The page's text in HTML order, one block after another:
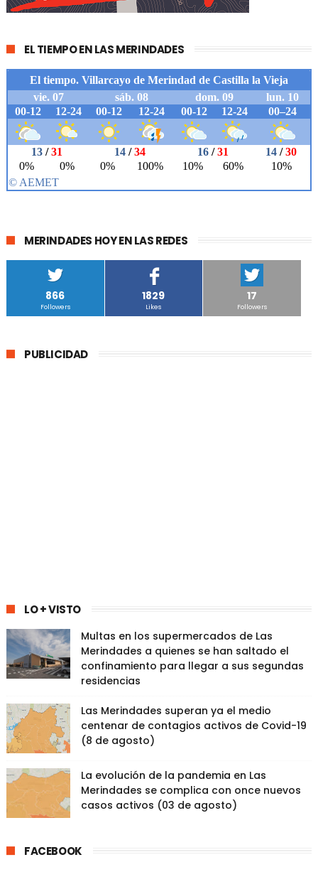
EL TIEMPO EN LAS MERINDADES
MERINDADES HOY EN LAS REDES
866
Followers
1829
Likes
17
Followers
PUBLICIDAD
LO + VISTO
Multas en los supermercados de Las
Merindades a quienes se han saltado el
confinamiento para llegar a sus segundas
residencias
Las Merindades superan ya el medio
centenar de contagios activos de Covid-19
(8 de agosto)
La evolución de la pandemia en Las
Merindades se complica con once nuevos
casos activos (03 de agosto)
FACEBOOK